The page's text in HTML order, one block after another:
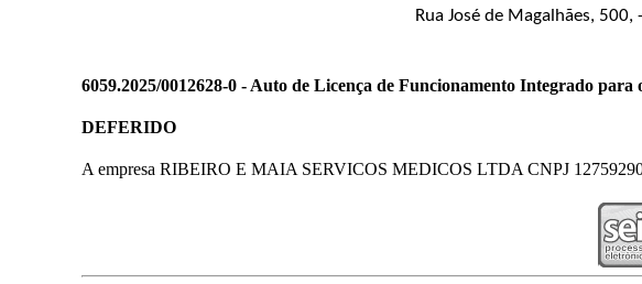
Rua José de Magalhães,
6059.2025/0012628-0 - Auto de Licença de Funcionamento Integrado para
DEFERIDO
A empresa RIBEIRO E MAIA SERVICOS MEDICOS LTDA CNPJ